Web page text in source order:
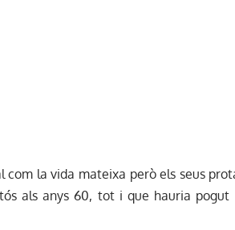
com la vida mateixa però els seus
als anys 60, tot i que hauria